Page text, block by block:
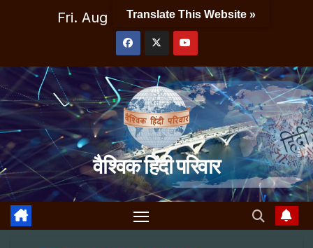
Fri. Aug 7th, 2026 4:58:31 AM
वैश्विक हिंदी परिवार
Translate This Website »